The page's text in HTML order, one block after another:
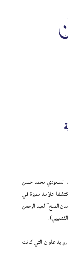
السعودي محمد حسن
علامة مميزة في
الملح” لعبد الرحمن
علوان التي كانت